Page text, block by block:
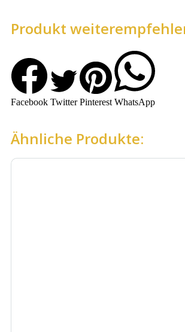
Produkt
Facebook Twitter Pinterest WhatsApp
Ähnliche Produkte: